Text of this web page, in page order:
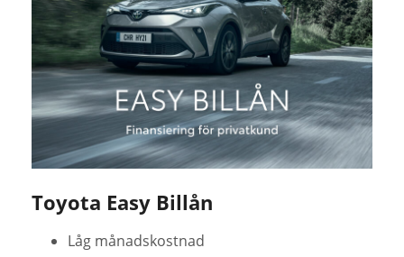
Toyota Easy Billån
Låg månadskostnad